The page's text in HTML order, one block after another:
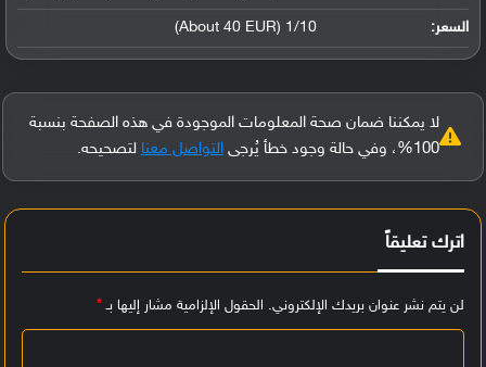
السعر: 1/10 (About 40 EUR)
لا يمكننا ضمان صحة المعلومات الموجودة في هذه الصفحة بنسبة
100%، وفي حالة وجود خطأ يُرجى
التواصل معنا لتصحيحه.
اترك تعليقاً
لن يتم نشر عنوان بريدك الإلكتروني. الحقول الإلزامية مشار إليها بـ*